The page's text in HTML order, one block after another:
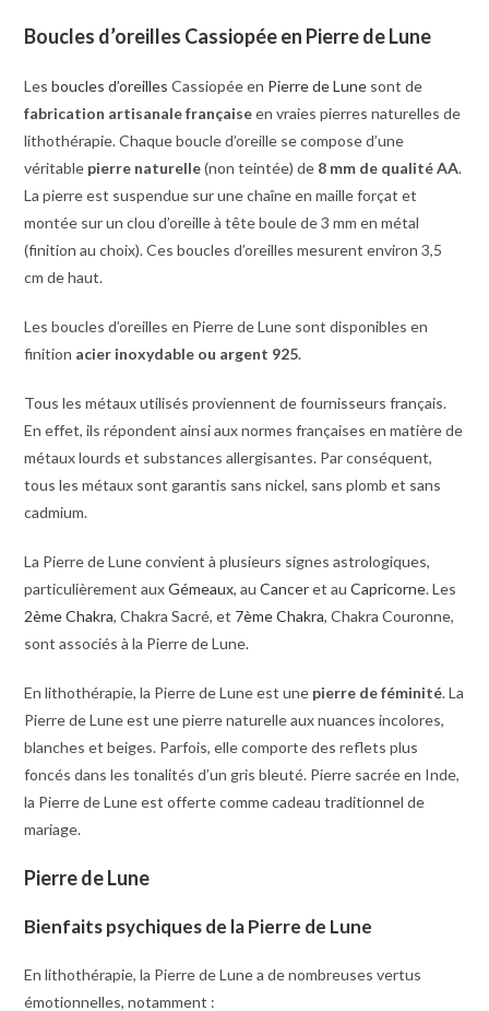
Boucles d’oreilles Cassiopée en Pierre de Lune
Lesboucles d’oreilles Cassiopée en Pierre de Lune sont de
fabrication artisanale françaiseen vraies pierres naturelles de
lithothérapie. Chaque boucle d’oreille se compose d’une
véritable pierre naturelle(non teintée) de 8 mm de qualité AA.
La pierre est suspendue sur une chaîne en maille forçat et
montée sur un clou d’oreille à tête boule de 3 mm en métal
(finition au choix). Ces boucles d’oreilles mesurent environ 3,5
cm de haut.
Les boucles d’oreilles en Pierre de Lune sont disponibles en
finition acier inoxydable ou argent 925.
Tous les métaux utilisés proviennent de fournisseurs français.
En effet, ils répondent ainsi aux normes françaises en matière de
métaux lourds et substances allergisantes. Par conséquent,
tous les métaux sont garantis sans nickel, sans plomb et sans
cadmium.
La Pierre de Lune convient à plusieurs signes astrologiques,
particulièrement auxGémeaux, auCanceret auCapricorne. Les
2ème Chakra, Chakra Sacré, et 7ème Chakra, Chakra Couronne,
sont associés à la Pierre de Lune.
En lithothérapie, la Pierre de Lune est une pierre de féminité. La
Pierre de Lune est une pierre naturelle aux nuances incolores,
blanches et beiges. Parfois, elle comporte des reflets plus
foncés dans les tonalités d’un gris bleuté. Pierre sacrée en Inde,
la Pierre de Lune est offerte comme cadeau traditionnel de
mariage.
Pierre de Lune
Bienfaits psychiques de la Pierre de Lune
En lithothérapie, la Pierre de Lune a de nombreuses vertus
émotionnelles, notamment :